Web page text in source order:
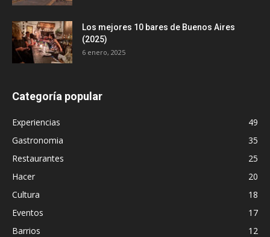
Los mejores 10 bares de Buenos Aires
(2025)
6 enero, 2025
Categoría popular
Experiencias
49
Gastronomia
35
Restaurantes
25
Hacer
20
Cultura
18
Eventos
17
Barrios
12